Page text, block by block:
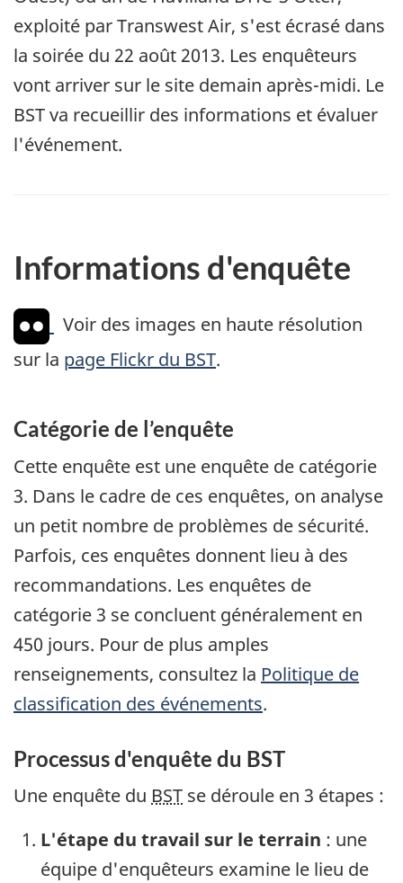
exploité par Transwest Air, s'est écrasé dans
la soirée du 22 août 2013. Les enquêteurs
vont arriver sur le site demain après-midi. Le
BST va recueillir des informations et évaluer
l'événement.
Informations d'enquête
Voir des images en haute résolution
sur la page Flickr du BST.
Catégorie de l’enquête
Cette enquête est une enquête de catégorie
3. Dans le cadre de ces enquêtes, on analyse
un petit nombre de problèmes de sécurité.
Parfois, ces enquêtes donnent lieu à des
recommandations. Les enquêtes de
catégorie 3 se concluent généralement en
450 jours. Pour de plus amples
renseignements, consultez la Politique de
classification des événements.
Processus d'enquête du BST
Une enquête du BST se déroule en 3 étapes :
L'étape du travail sur le terrain : une
équipe d'enquêteurs examine le lieu de